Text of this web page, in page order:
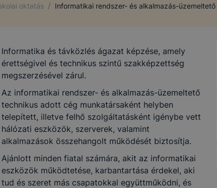
oktatás / Informatikai rendszer- és alkalmazás-
Informatika és távközlés ágazat képzése, amely
érettségivel és technikus szintű szakképzettség
megszerzésével zárul.
Az informatikai rendszer- és alkalmazás-üzemeltető
technikus adott cég munkatársaként helyben
telepített, illetve felhő szolgáltatásként igénybe vett
hálózati eszközök, szerverek, valamint
alkalmazások összehangolt működését biztosítja.
Ajánlott minden fiatal számára, akit az informatikai
eszközök működtetése, karbantartása érdekel, aki
tud és szeret más csapatokkal együttműködni, és